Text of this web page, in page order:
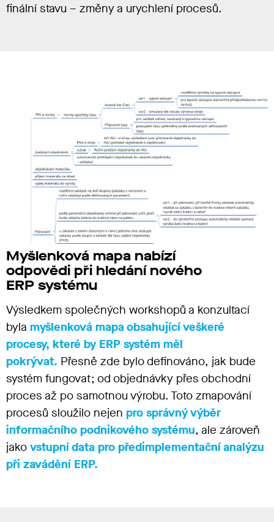
finální stavu – změny a urychlení procesů.
Myšlenková mapa nabízí
odpovědi při hledání nového
ERP systému
Výsledkem společných workshopů a konzultací
byla myšlenková mapa obsahující veškeré
procesy, které by ERP systém měl
pokrývat. Přesně zde bylo definováno, jak bude
systém fungovat; od objednávky přes obchodní
proces až po samotnou výrobu. Toto zmapování
procesů sloužilo nejen pro správný výběr
informačního podnikového systému, ale zároveň
jako vstupní data pro předimplementační analýzu
při zavádění ERP.